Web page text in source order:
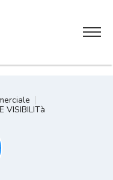
VISIBILITà